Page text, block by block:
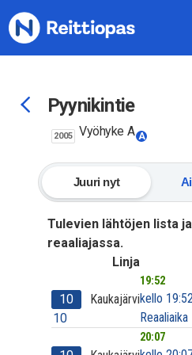
Siirry sisältöön
Pyynikintie
2005 Vyöhyke A A
Juuri nyt
Tulevien lähtöjen lista
reaaliajassa.
Linja
10
10
Kaukajärvi
19:52
kello
Reaaliaika
20:07